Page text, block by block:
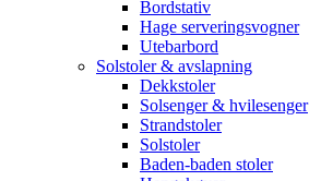
Bordstativ
Hage serveringsvogner
Utebarbord
Solstoler & avslapning
Dekkstoler
Solsenger & hvilesenger
Strandstoler
Solstoler
Baden-baden stoler